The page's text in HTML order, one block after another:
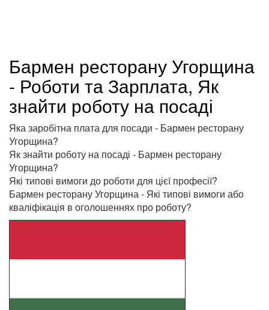
Бармен ресторану Угорщина
- Роботи та Зарплата, Як
знайти роботу на посаді
Яка заробітна плата для посади - Бармен ресторану
Угорщина?
Як знайти роботу на посаді - Бармен ресторану
Угорщина?
Які типові вимоги до роботи для цієї професії?
Бармен ресторану Угорщина - Які типові вимоги або
кваліфікація в оголошеннях про роботу?